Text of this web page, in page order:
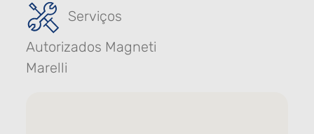
Serviços
Autorizados Magneti
Marelli